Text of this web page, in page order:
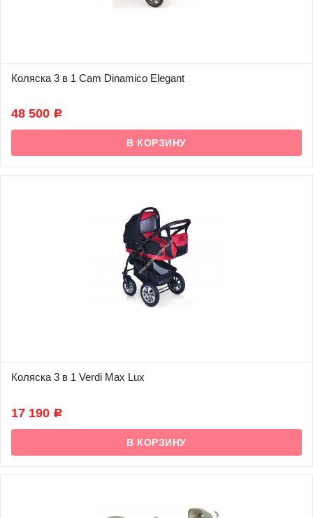
Коляска 3 в 1 Cam Dinamico Elegant
48 500 Р
Коляска 3 в 1 Verdi Max Lux
17 190 Р